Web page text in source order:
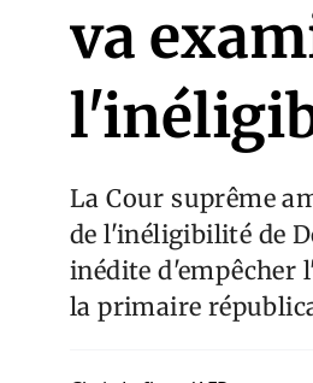
va
La Cour suprême
de l'inéligibilité de
inédite d'empêcher
la primaire